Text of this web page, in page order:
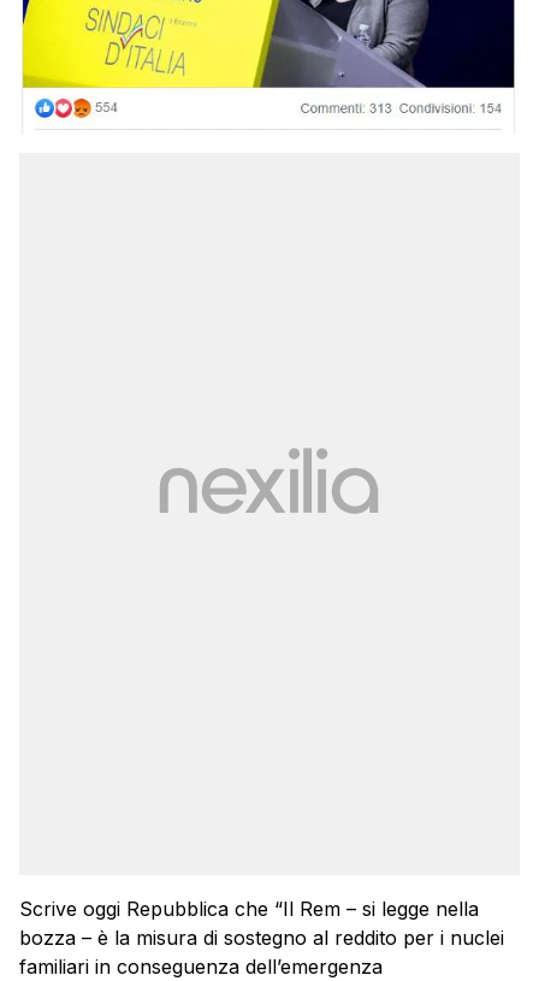
Scrive oggi Repubblica che “Il Rem – si legge nella
bozza – è la misura di sostegno al reddito per i nuclei
familiari in conseguenza dell’emergenza